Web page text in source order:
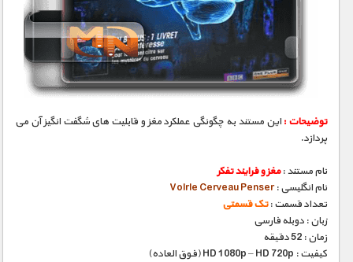
مسابقات / ورزشی
مستند های اختصاصی
توضیحات :این مستند به چگونگی عملکرد مغز و قابلیت های شگفت انگیز آن می
پردازد.
نام مستند :مغز و فرایند تفکر
نام انگلیسی :Volrle Cerveau Penser
تعداد قسمت :تک قسمتی
زبان : دوبله فارسی
زمان : 52 دقیقه
کیفیت : HD 1080p – HD 720p (فوق العاده)